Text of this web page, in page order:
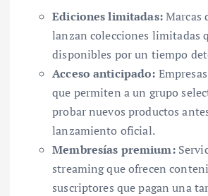
Ediciones limitadas:Marcas
lanzan colecciones limitadas
disponibles por un tiempo
Acceso anticipado:
que permiten a un grupo
probar nuevos productos
lanzamiento oficial.
Membresías premium:
streaming que ofrecen
suscriptores que pagan una